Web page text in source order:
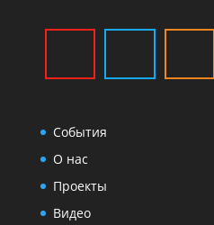
События
О нас
Проекты
Видео